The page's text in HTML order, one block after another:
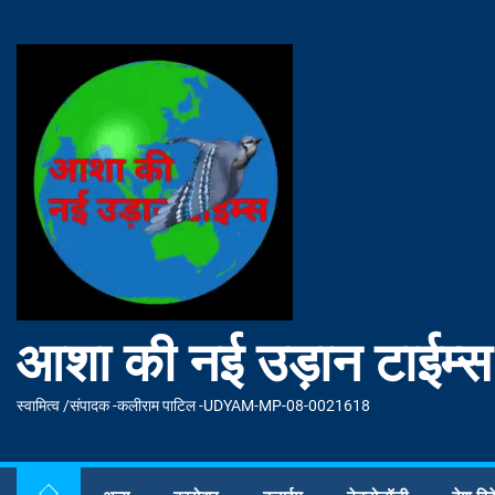
आशा की नई उड़ान टाईम्स
स्वामित्व /संपादक -कलीराम पाटिल -UDYAM-MP-08-0021618